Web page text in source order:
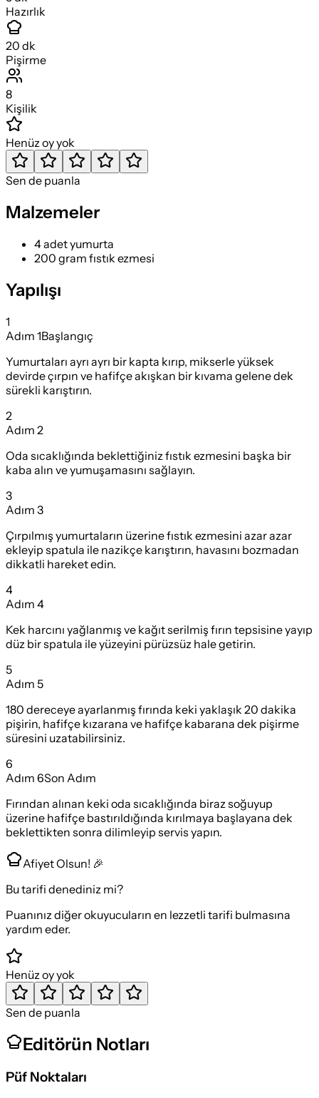
Hazırlık
20 dk
Pişirme
8
Kişilik
Henüz oy yok
Sen de puanla
Malzemeler
4 adet yumurta
200 gram fıstık ezmesi
Yapılışı
1
Adım 1Başlangıç
Yumurtaları ayrı ayrı bir kapta kırıp, mikserle yüksek
devirde çırpın ve hafifçe akışkan bir kıvama gelene dek
sürekli karıştırın.
2
Adım 2
Oda sıcaklığında beklettiğiniz fıstık ezmesini başka bir
kaba alın ve yumuşamasını sağlayın.
3
Adım 3
Çırpılmış yumurtaların üzerine fıstık ezmesini azar azar
ekleyip spatula ile nazikçe karıştırın, havasını bozmadan
dikkatli hareket edin.
4
Adım 4
Kek harcını yağlanmış ve kağıt serilmiş fırın tepsisine yayıp
düz bir spatula ile yüzeyini pürüzsüz hale getirin.
5
Adım 5
180 dereceye ayarlanmış fırında keki yaklaşık 20 dakika
pişirin, hafifçe kızarana ve hafifçe kabarana dek pişirme
süresini uzatabilirsiniz.
6
Adım 6Son Adım
Fırından alınan keki oda sıcaklığında biraz soğuyup
üzerine hafifçe bastırıldığında kırılmaya başlayana dek
beklettikten sonra dilimleyip servis yapın.
Afiyet Olsun! 🎉
Bu tarifi denediniz mi?
Puanınız diğer okuyucuların en lezzetli tarifi bulmasına
yardım eder.
Henüz oy yok
Sen de puanla
Editörün Notları
Püf Noktaları